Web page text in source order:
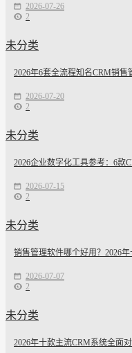
2026-07-26
2
未分类
2026年6套全流程知名CRM销
2026-07-20
2
未分类
2026企业数字化工具参考：6款
2026-07-15
2
未分类
销售管理软件哪个好用？2026
2026-07-07
2
未分类
2026年十款主流CRM系统全面